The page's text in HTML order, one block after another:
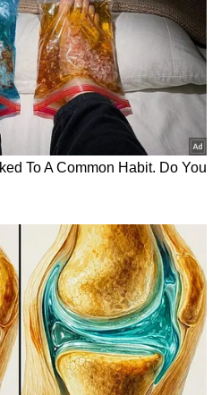
సులోచన, మాలిని ఇద్దరు
వేదవాళ్లు వంట
చేస్తుండగా యష్, రాజా
ఆడుతూ ఉంటారు.
గేమ్ లో ఓడిస్తాడు. అప్పుడు
నవ్విస్తూ ఉంటారు.
పొగుడుతూ ఉంటుంది.
సువాసిని గురించి అడిగే
ఇప్పుడు వేద సువాసినీ
చెబుతూ సరదాగా మాట్లాడుతూ